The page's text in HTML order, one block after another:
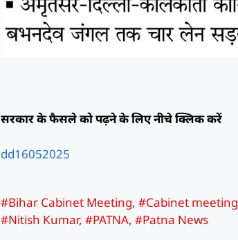
सरकार के फैसले को पढ़ने के लिए नीचे क्लिक करें
dd16052025
#Bihar Cabinet Meeting,#Cabinet meeting
#Nitish Kumar,#PATNA,#Patna News